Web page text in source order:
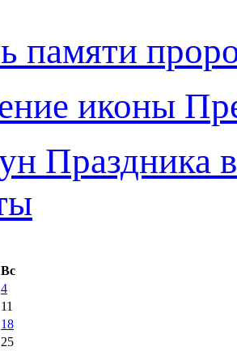
памяти
иконы
Праздника
Вс
4
11
18
25